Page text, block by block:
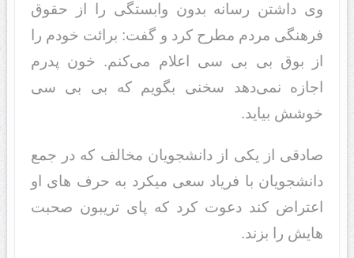
وی داشتن رسانه بدون وابستگی را از حقوق
فرهنگی مردم مطرح کرد و گفت: برائت خودم را
از بوق بی بی سی اعلام می‌کنم. خون پدرم
اجازه نمی‌دهد سخنی بگویم که بی بی سی
خوشش بیاید.
صادقی از یکی از دانشجویان مخالف که در جمع
دانشجویان با فریاد سعی میکرد به حرف های او
اعتراض کند دعوت کرد که پای تریبون صحبت
هایش را بزند.